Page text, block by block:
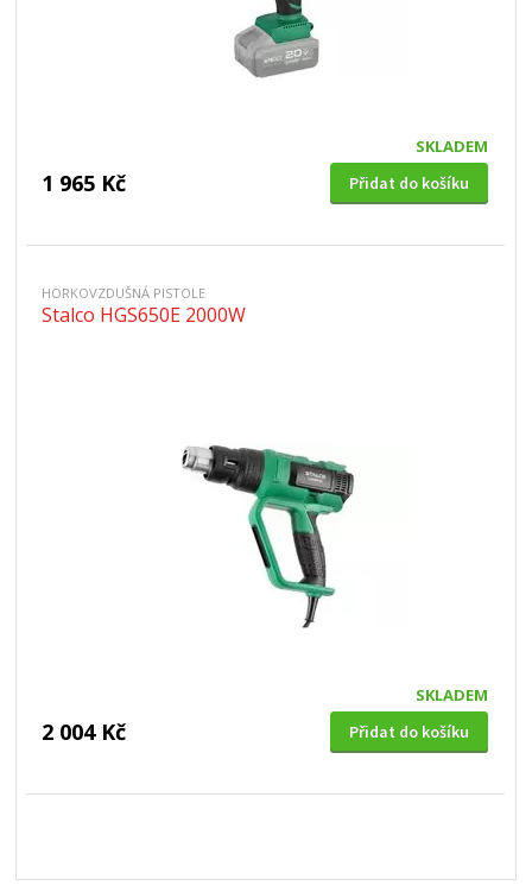
SKLADEM
1 965 Kč Přidat do košíku
HORKOVZDUŠNÁ PISTOLE
Stalco HGS650E 2000W
SKLADEM
2 004 Kč Přidat do košíku